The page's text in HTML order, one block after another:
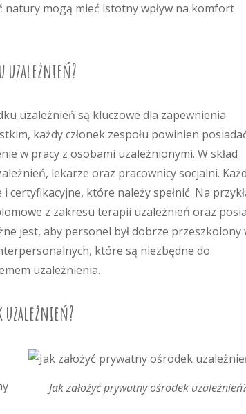
mogą mieć istotny wpływ na komfort
uzależnień?
uzależnień są kluczowe dla zapewnienia
każdy członek zespołu powinien
w pracy z osobami uzależnionymi. W skład
lekarze oraz pracownicy socjalni.
które należy spełnić. Na
z zakresu terapii uzależnień oraz
jest, aby personel był dobrze przeszkolony
które są niezbędne do
uzależnienia.
uzależnień?
Jak założyć prywatny ośrodek